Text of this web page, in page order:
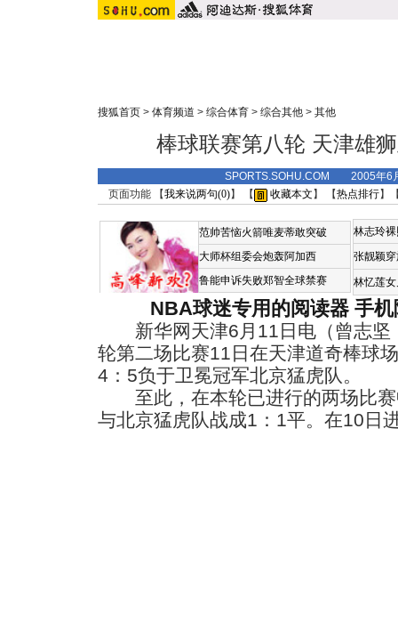
搜狐首页 > 体育频道 > 综合体育 > 综合其他 > 其他
棒球联赛第八轮 天津雄
SPORTS.SOHU.COM 2005年6
页面功能 【我来说两句(0)】 【 收藏本文 】 【热点排行】
范帅苦恼火箭唯麦蒂敢突破
大师杯组委会炮轰阿加西
鲁能申诉失败郑智全球禁赛
林志玲
张靓颖
林忆莲
NBA球迷专用的阅读器 手
新华网天津6月11日电（曾志坚
轮第二场比赛11日在天津道奇棒球
4：5负于卫冕冠军北京猛虎队。
至此，在本轮已进行的两场比赛
与北京猛虎队战成1：1平。 在10日